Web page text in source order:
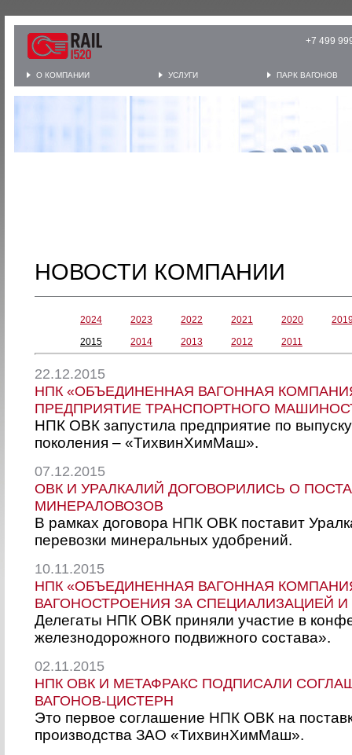
+7 499
О КОМПАНИИ УСЛУГИ ПАРК ВАГОНОВ
НОВОСТИ КОМПАНИИ
2024 2023 2022 2021 2020
2015
2014 2013 2012 2011
22.12.2015
НПК «ОБЪЕДИНЕННАЯ ВАГОННАЯ
ПРЕДПРИЯТИЕ ТРАНСПОРТНОГО
НПК ОВК запустила предприятие по
поколения – «ТихвинХимМаш».
07.12.2015
ОВК И УРАЛКАЛИЙ ДОГОВОРИЛИСЬ О
МИНЕРАЛОВОЗОВ
В рамках договора НПК ОВК поставит
перевозки минеральных удобрений.
10.11.2015
НПК «ОБЪЕДИНЕННАЯ ВАГОННАЯ
ВАГОНОСТРОЕНИЯ ЗА СПЕЦИАЛИЗАЦИЕЙ
Делегаты НПК ОВК приняли участие в
железнодорожного подвижного состава».
02.11.2015
НПК ОВК И МЕТАФРАКС ПОДПИСАЛИ
ВАГОНОВ-ЦИСТЕРН
Это первое соглашение НПК ОВК на
производства ЗАО «ТихвинХимМаш».